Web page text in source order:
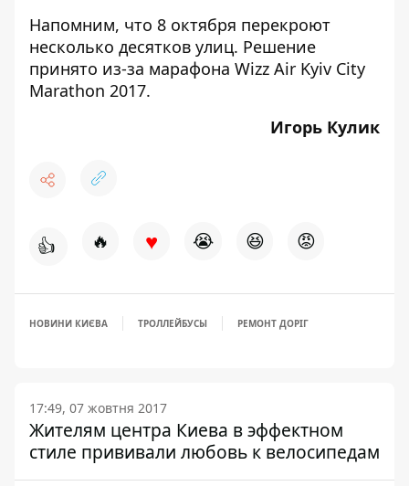
Напомним, что 8 октября перекроют
несколько десятков улиц. Решение
принято из-за марафона Wizz Air Kyiv City
Marathon 2017.
Игорь Кулик
👍 🔥 ♥ 😭 😆 😡
НОВИНИ КИЄВА ТРОЛЛЕЙБУСЫ РЕМОНТ ДОРІГ
17:49, 07 жовтня 2017
Жителям центра Киева в эффектном
стиле прививали любовь к велосипедам